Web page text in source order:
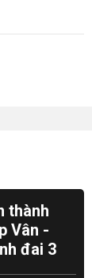
thành
Vân -
đai 3